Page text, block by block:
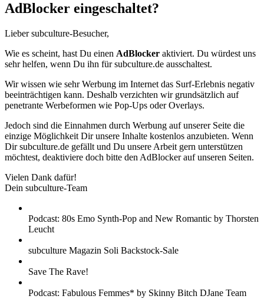
AdBlocker eingeschaltet?
Lieber subculture-Besucher,
Wie es scheint, hast Du einen AdBlocker aktiviert. Du würdest uns
sehr helfen, wenn Du ihn für subculture.de ausschaltest.
Wir wissen wie sehr Werbung im Internet das Surf-Erlebnis negativ
beeinträchtigen kann. Deshalb verzichten wir grundsätzlich auf
penetrante Werbeformen wie Pop-Ups oder Overlays.
Jedoch sind die Einnahmen durch Werbung auf unserer Seite die
einzige Möglichkeit Dir unsere Inhalte kostenlos anzubieten. Wenn
Dir subculture.de gefällt und Du unsere Arbeit gern unterstützen
möchtest, deaktiviere doch bitte den AdBlocker auf unseren Seiten.
Vielen Dank dafür!
Dein subculture-Team
Podcast: 80s Emo Synth-Pop and New Romantic by Thorsten
Leucht
subculture Magazin Soli Backstock-Sale
Save The Rave!
Podcast: Fabulous Femmes* by Skinny Bitch DJane Team